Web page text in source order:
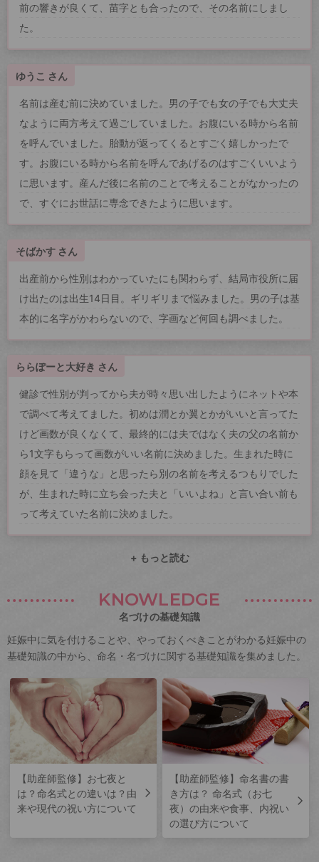
前の響きが良くて、苗字とも合ったので、その名前にしまし
た。
ゆうこ さん
名前は産む前に決めていました。男の子でも女の子でも大丈夫
なように両方考えて過ごしていました。お腹にいる時から名前
を呼んでいました。胎動が返ってくるとすごく嬉しかったで
す。お腹にいる時から名前を呼んであげるのはすごくいいよう
に思います。産んだ後に名前のことで考えることがなかったの
で、すぐにお世話に専念できたように思います。
そばかす さん
出産前から性別はわかっていたにも関わらず、結局市役所に届
け出たのは出生14日目。ギリギリまで悩みました。男の子は基
本的に名字がかわらないので、字画など何回も調べました。
ららぽーと大好き さん
健診で性別が判ってから夫が時々思い出したようにネットや本
で調べて考えてました。初めは潤とか翼とかがいいと言ってた
けど画数が良くなくて、最終的には夫ではなく夫の父の名前か
ら1文字もらって画数がいい名前に決めました。生まれた時に
顔を見て「違うな」と思ったら別の名前を考えるつもりでした
が、生まれた時に立ち会った夫と「いいよね」と言い合い前も
って考えていた名前に決めました。
+ もっと読む
KNOWLEDGE
名づけの基礎知識
妊娠中に気を付けることや、やっておくべきことがわかる妊娠中の
基礎知識の中から、命名・名づけに関する基礎知識を集めました。
【助産師監修】お七夜と
は？命名式との違いは？由
来や現代の祝い方について
【助産師監修】命名書の書
き方は？ 命名式（お七
夜）の由来や食事、内祝い
の選び方について